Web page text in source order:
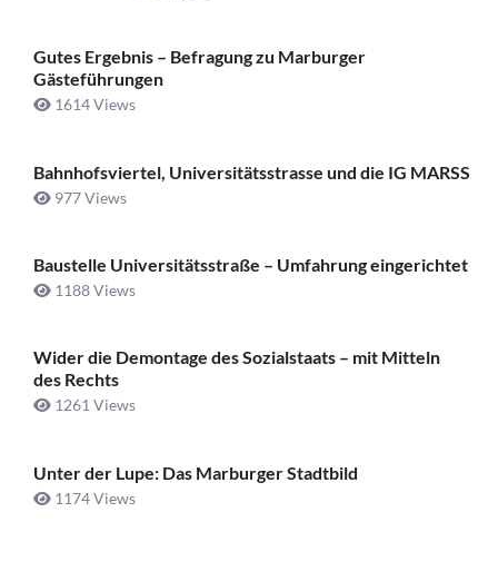
Gutes Ergebnis – Befragung zu Marburger
Gästeführungen
1614 Views
Bahnhofsviertel, Universitätsstrasse und die IG MARSS
977 Views
Baustelle Universitätsstraße ­– Umfahrung eingerichtet
1188 Views
Wider die Demontage des Sozialstaats – mit Mitteln
des Rechts
1261 Views
Unter der Lupe: Das Marburger Stadtbild
1174 Views